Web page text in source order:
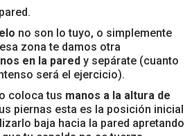
no son lo tuyo, o simplemente
zona te damos otra
en la pared y sepárate (cuanto
será el ejercicio).
coloca tus manos a la altura de
piernas esta es la posición inicial
baja hacia la pared apretando